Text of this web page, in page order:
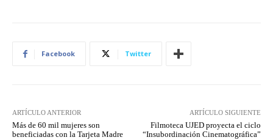
Facebook Twitter
ARTÍCULO ANTERIOR
Más de 60 mil mujeres son
beneficiadas con la Tarjeta Madre
ARTÍCULO SIGUIENTE
Filmoteca UJED proyecta el ciclo
“Insubordinación Cinematográfica”